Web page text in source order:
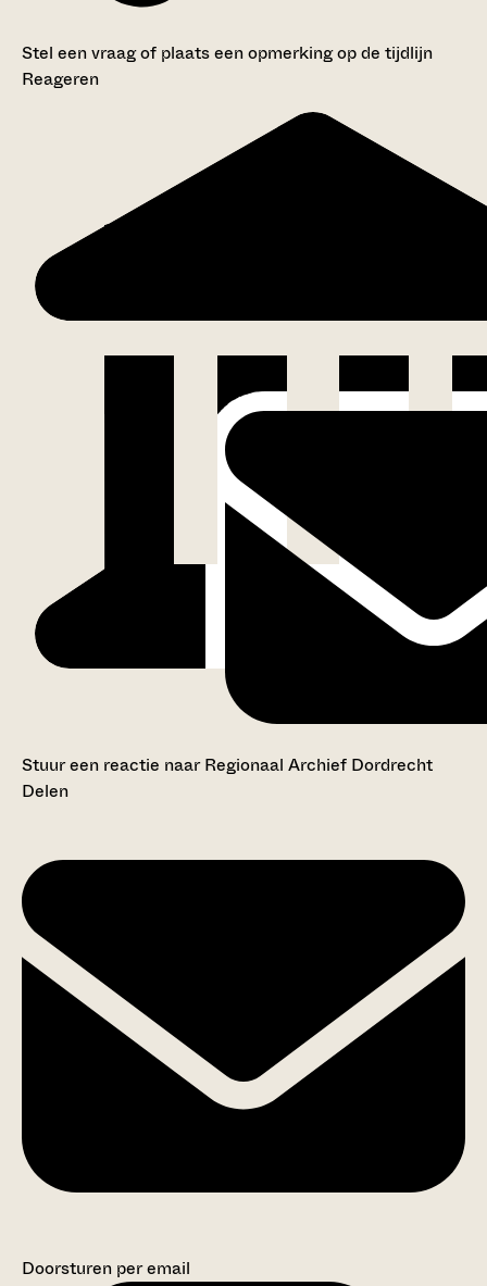
Stel een vraag of plaats een opmerking op de tijdlijn
Reageren
Stuur een reactie naar Regionaal Archief Dordrecht
Delen
Doorsturen per email